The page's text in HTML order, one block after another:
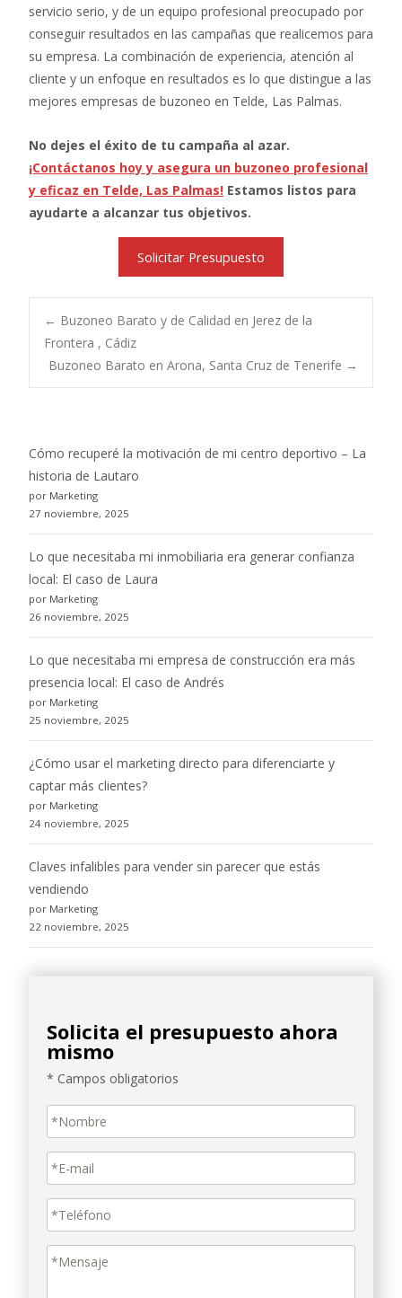
servicio serio, y de un equipo profesional preocupado por
conseguir resultados en las campañas que realicemos para
su empresa. La combinación de experiencia, atención al
cliente y un enfoque en resultados es lo que distingue a las
mejores empresas de buzoneo en Telde, Las Palmas.
No dejes el éxito de tu campaña al azar.
¡Contáctanos hoy y asegura un buzoneo profesional
y eficaz en Telde, Las Palmas! Estamos listos para
ayudarte a alcanzar tus objetivos.
Solicitar Presupuesto
Post
navigation
← Buzoneo Barato y de Calidad en Jerez de la
Frontera , Cádiz
Buzoneo Barato en Arona, Santa Cruz de Tenerife →
Cómo recuperé la motivación de mi centro deportivo – La
historia de Lautaro
por Marketing
27 noviembre, 2025
Lo que necesitaba mi inmobiliaria era generar confianza
local: El caso de Laura
por Marketing
26 noviembre, 2025
Lo que necesitaba mi empresa de construcción era más
presencia local: El caso de Andrés
por Marketing
25 noviembre, 2025
¿Cómo usar el marketing directo para diferenciarte y
captar más clientes?
por Marketing
24 noviembre, 2025
Claves infalibles para vender sin parecer que estás
vendiendo
por Marketing
22 noviembre, 2025